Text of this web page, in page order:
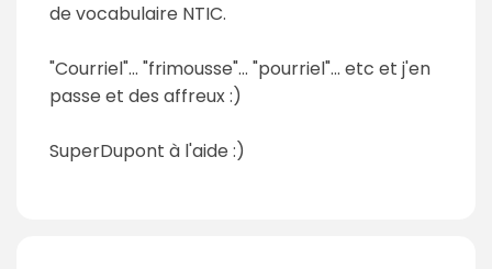
de vocabulaire NTIC.
"Courriel"... "frimousse"... "pourriel"... etc et j'en
passe et des affreux :)
SuperDupont à l'aide :)